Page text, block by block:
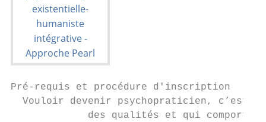
Pré-requis et procédure d'inscription
Vouloir devenir psychopraticien, c’est
des qualités et qui comporte